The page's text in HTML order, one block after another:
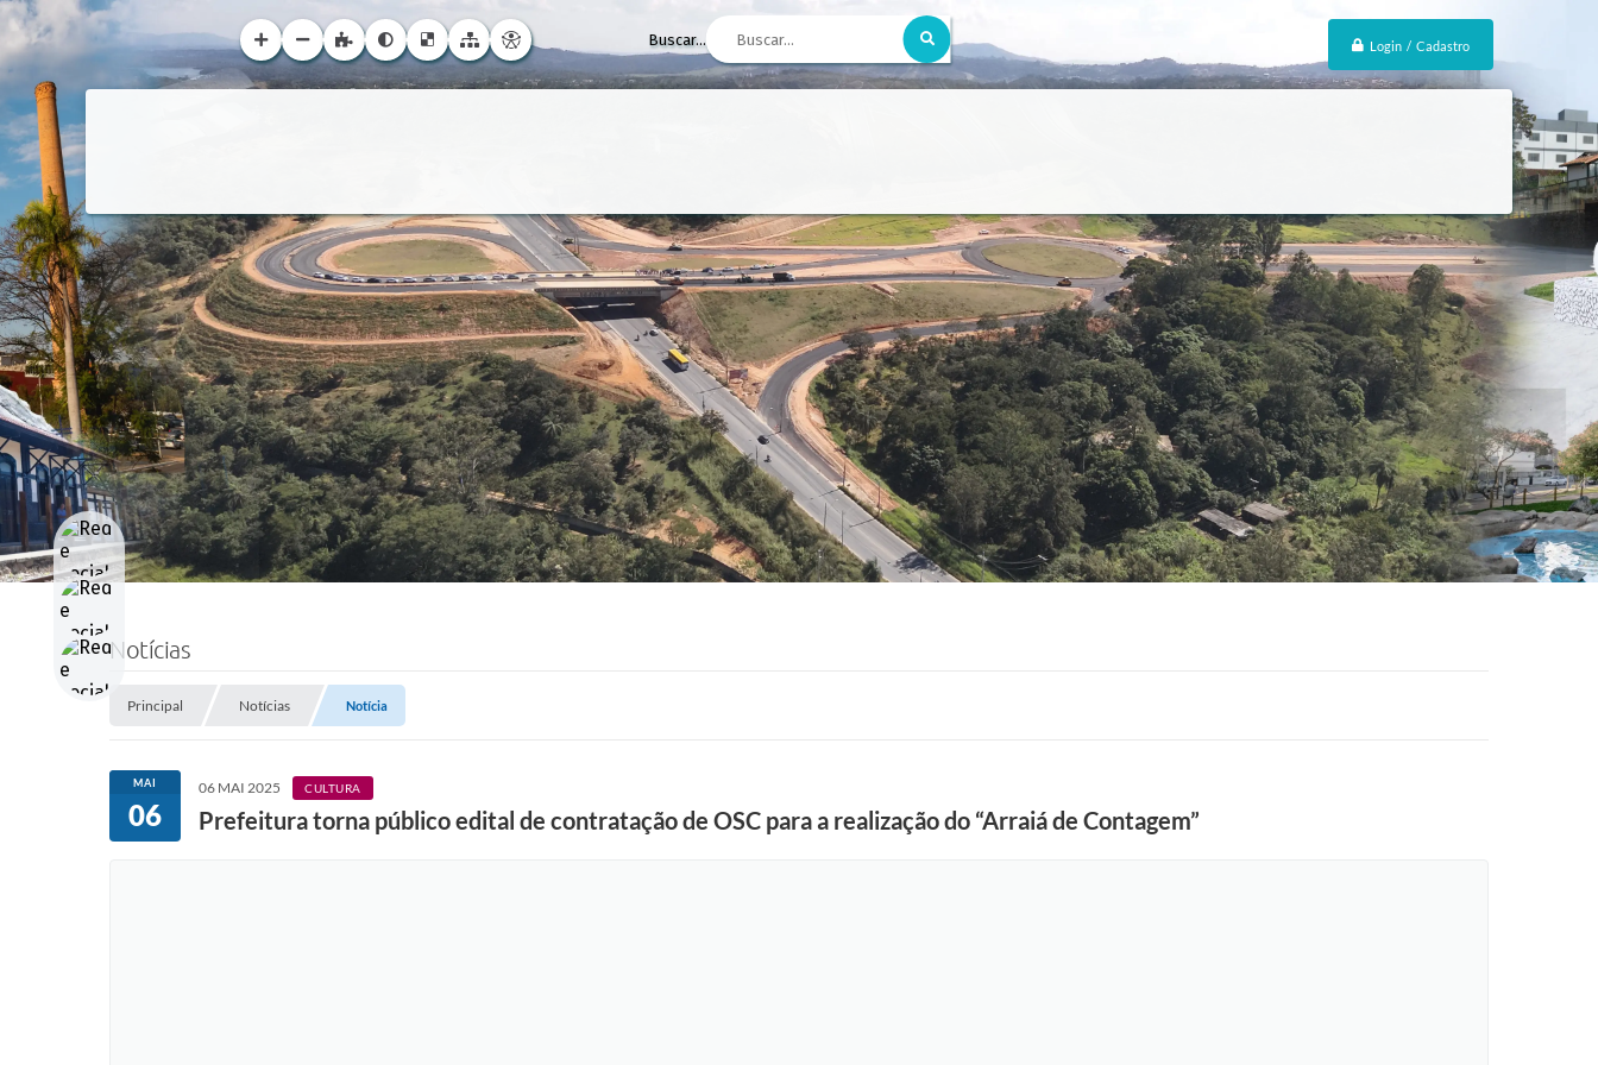
Login / Cadastro
Buscar...
Notícias
Principal Notícias Notícia
MAI
06
06 MAI 2025 CULTURA
Prefeitura torna público edital de contratação de OSC para a realização do “Arraiá de Contagem”
o